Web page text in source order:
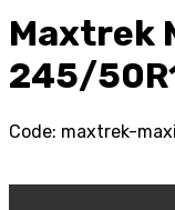
Maxtrek
245/
Code: maxtrek-